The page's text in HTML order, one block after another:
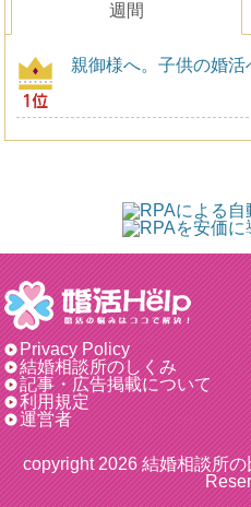
週間
親御様へ。子供の婚
Privacy Policy
結婚相談所のしくみ
記事・広告掲載について
利用規定
運営者
copyright 2026結婚相談所